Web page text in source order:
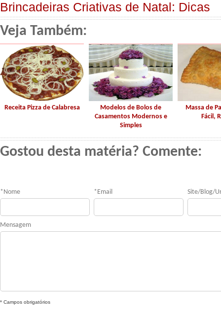
Brincadeiras Criativas de Natal: Dicas
Veja Também:
Receita Pizza de Calabresa
Modelos de Bolos de
Casamentos Modernos e
Simples
Massa de
Fácil,
Gostou desta matéria? Comente:
* Nome * Email Site/Blog/
Mensagem
* Campos obrigatórios